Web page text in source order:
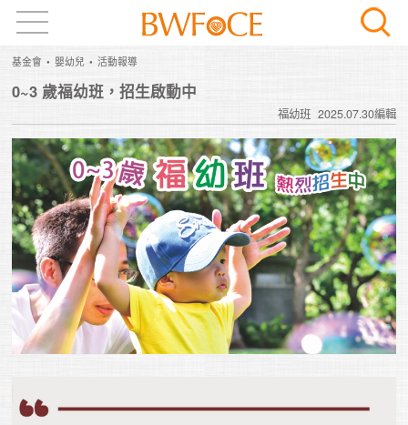
基金會 嬰幼兒 活動報導
0~3 歲福幼班，招生啟動中
福幼班 2025.07.30編輯